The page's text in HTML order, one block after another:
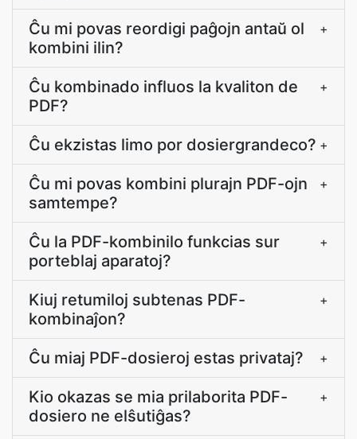
Ĉu mi povas reordigi paĝojn antaŭ ol
kombini ilin?
+
Ĉu kombinado influos la kvaliton de
PDF?
+
Ĉu ekzistas limo por dosiergrandeco? +
Ĉu mi povas kombini plurajn PDF-ojn
samtempe?
+
Ĉu la PDF-kombinilo funkcias sur
porteblaj aparatoj?
+
Kiuj retumiloj subtenas PDF-
kombinaĵon?
+
Ĉu miaj PDF-dosieroj estas privataj? +
Kio okazas se mia prilaborita PDF-
dosiero ne elŝutiĝas?
+